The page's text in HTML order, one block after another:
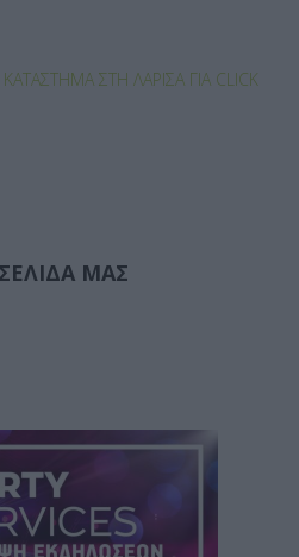
ΣΤΗ ΛΆΡΙΣΑ ΓΙΑ CLICK
ΜΑΣ